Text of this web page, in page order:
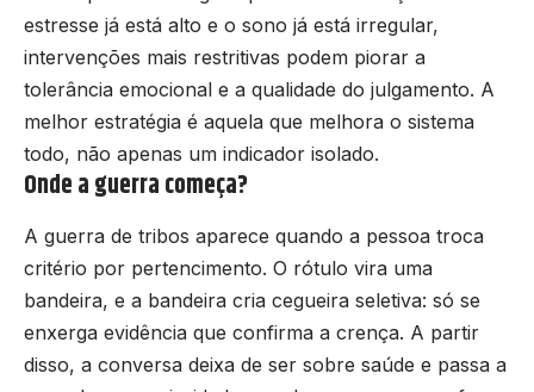
estresse já está alto e o sono já está irregular,
intervenções mais restritivas podem piorar a
tolerância emocional e a qualidade do julgamento. A
melhor estratégia é aquela que melhora o sistema
todo, não apenas um indicador isolado.
Onde a guerra começa?
A guerra de tribos aparece quando a pessoa troca
critério por pertencimento. O rótulo vira uma
bandeira, e a bandeira cria cegueira seletiva: só se
enxerga evidência que confirma a crença. A partir
disso, a conversa deixa de ser sobre saúde e passa a